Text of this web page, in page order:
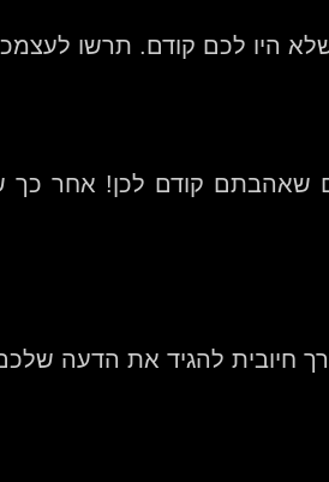
שלא היו לכם קודם. תרשו
שאהבתם קודם לכן! אחר כך
חיובית להגיד את הדעה